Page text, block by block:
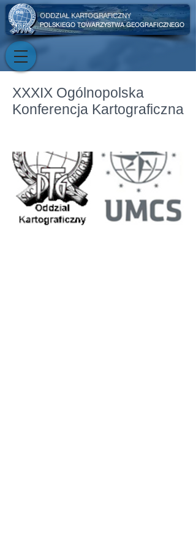
ODDZIAŁ KARTOGRAFICZNY
POLSKIEGO TOWARZYSTWA GEOGRAFICZNEGO
XXXIX Ogólnopolska
Konferencja Kartograficzna